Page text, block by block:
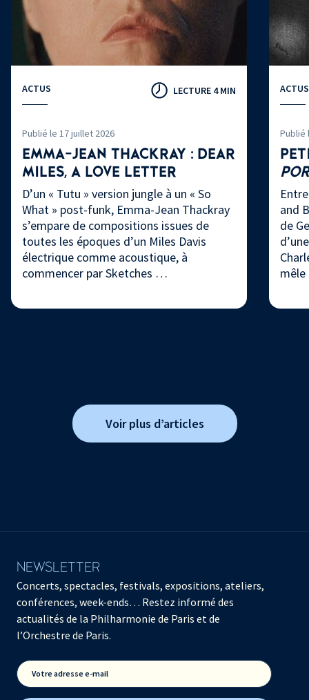
ACTUS LECTURE 4 MIN
Publié le 17 juillet 2026
EMMA-JEAN THACKRAY : DEAR
MILES, A LOVE LETTER
D’un « Tutu » version jungle à un « So
What » post-funk, Emma-Jean Thackray
s’empare de compositions issues de
toutes les époques d’un Miles Davis
électrique comme acoustique, à
commencer par Sketches …
ACTUS
Publié
and
de
Voir plus d’articles
NEWSLETTER
Concerts, spectacles, festivals, expositions, ateliers,
conférences, week-ends… Restez informé des
actualités de la Philharmonie de Paris et de
l’Orchestre de Paris.
Votre adresse e-mail